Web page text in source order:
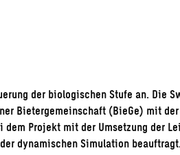
der biologischen Stufe an. Die
Bietergemeinschaft (BieGe) mit der
Projekt mit der Umsetzung der
dynamischen Simulation beauftragt.